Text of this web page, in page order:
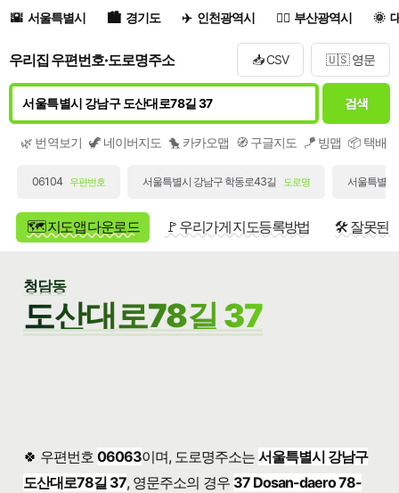
서울특별시 경기도 인천광역시 부산광역시
우리집 우편번호·도로명주소 📥 CSV 🇺🇸 영문
검색
🌿 번역보기 🦖 네이버지도 🐤 카카오맵 🧭 구글지도 🪁 빙맵 📦 택배/
06104 우편번호 서울특별시 강남구 학동로43길 도로명 서울특별
🗺️ 지도앱 다운로드 🚩 우리가게 지도등록방법 🛠️ 잘못된
청담동
도산대로78길 37
🍀 우편번호 06063이며, 도로명주소는서울특별시 강남구
도산대로78길 37, 영문주소의 경우 37 Dosan-daero 78-